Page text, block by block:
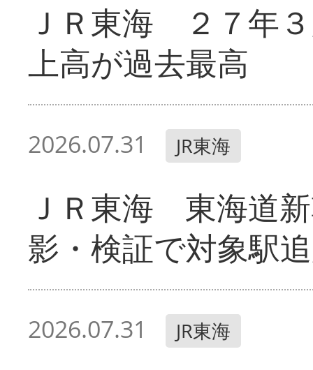
ＪＲ東海 ２７年
上高が過去最高
2026.07.31 JR東海
ＪＲ東海 東海道
影・検証で対象駅
2026.07.31 JR東海